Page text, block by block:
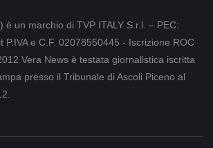
è un marchio di TVP ITALY S.r.l. – PEC:
P.IVA e C.F. 02078550445 - Iscrizione ROC
Vera News è testata giornalistica iscritta
presso il Tribunale di Ascoli Piceno al